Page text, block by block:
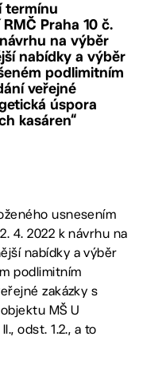
termínu
Praha 10 č.
na výběr
nabídky a výběr
podlimitním
veřejné
úspora
kasáren“
usnesením
4. 2022 k návrhu na
nabídky a výběr
podlimitním
zakázky s
MŠ U
odst. 1.2., a to